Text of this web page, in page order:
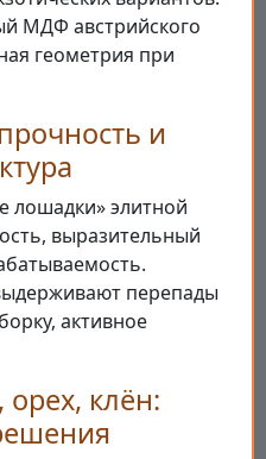
МДФ австрийского
геометрия при
и
лошадки» элитной
выразительный
перепады
активное
клён: